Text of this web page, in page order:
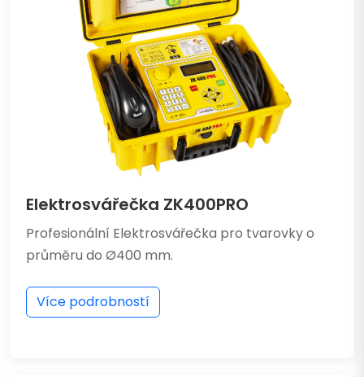
Elektrosvářečka ZK400PRO
Profesionální Elektrosvářečka pro tvarovky o
průměru do Ø400 mm.
Více podrobností